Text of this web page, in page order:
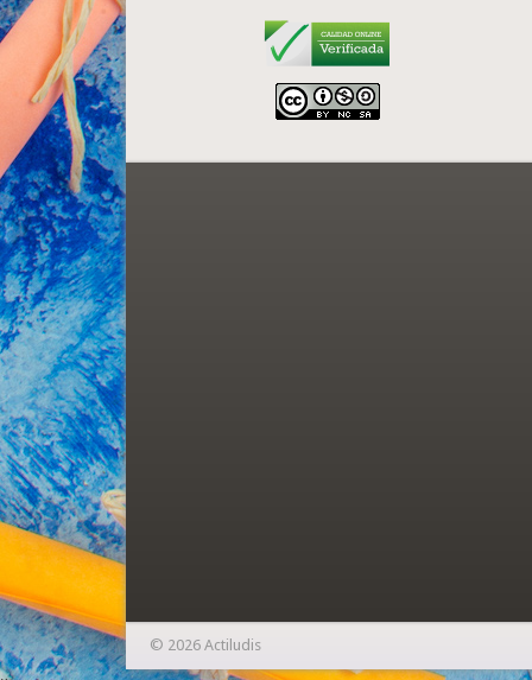
© 2026 Actiludis